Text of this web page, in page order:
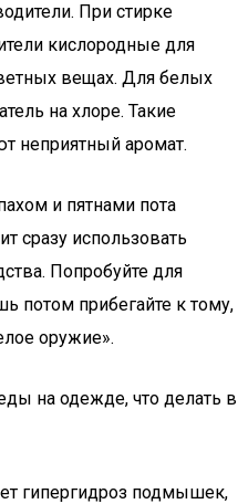
При стирке
кислородные для
вещах. Для белых
на хлоре. Такие
неприятный аромат.
и пятнами пота
сразу использовать
Попробуйте для
потом прибегайте к тому,
оружие».
на одежде, что делать в
гипергидроз подмышек,